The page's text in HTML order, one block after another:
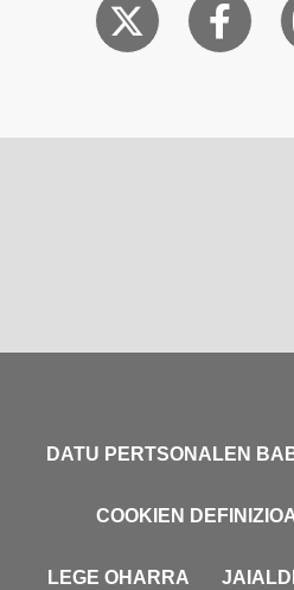
DATU PERTSONALEN
COOKIEN
LEGE OHARRA